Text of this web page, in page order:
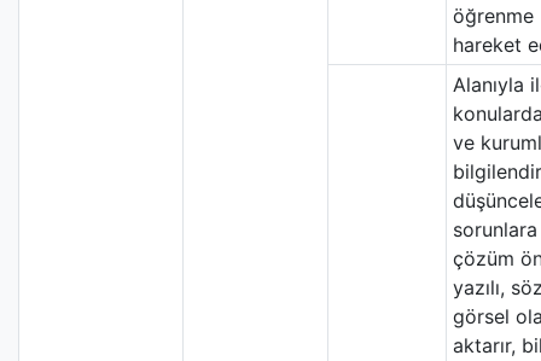
öğrenme
hareket
Alanıyla
ve
çözüm
yazılı,
görsel
aktarır,